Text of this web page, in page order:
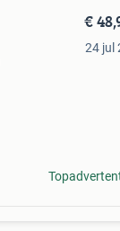
€
24 jul